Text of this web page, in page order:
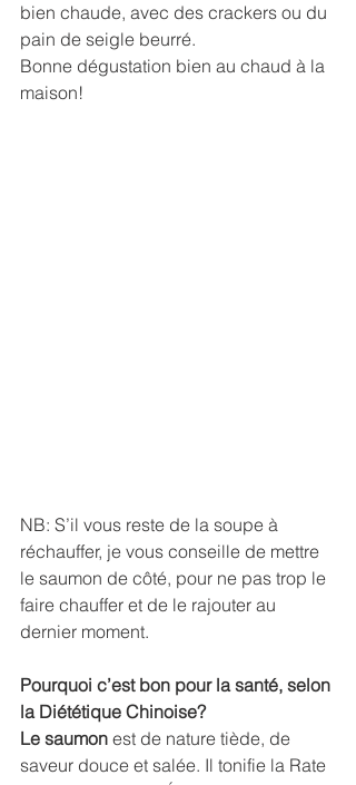
bien chaude, avec des crackers ou du
pain de seigle beurré.
Bonne dégustation bien au chaud à la
maison!
NB: S’il vous reste de la soupe à
réchauffer, je vous conseille de mettre
le saumon de côté, pour ne pas trop le
faire chauffer et de le rajouter au
dernier moment.
Pourquoi c’est bon pour la santé, selon
la Diététique Chinoise?
Le saumon est de nature tiède, de
saveur douce et salée. Il tonifie la Rate